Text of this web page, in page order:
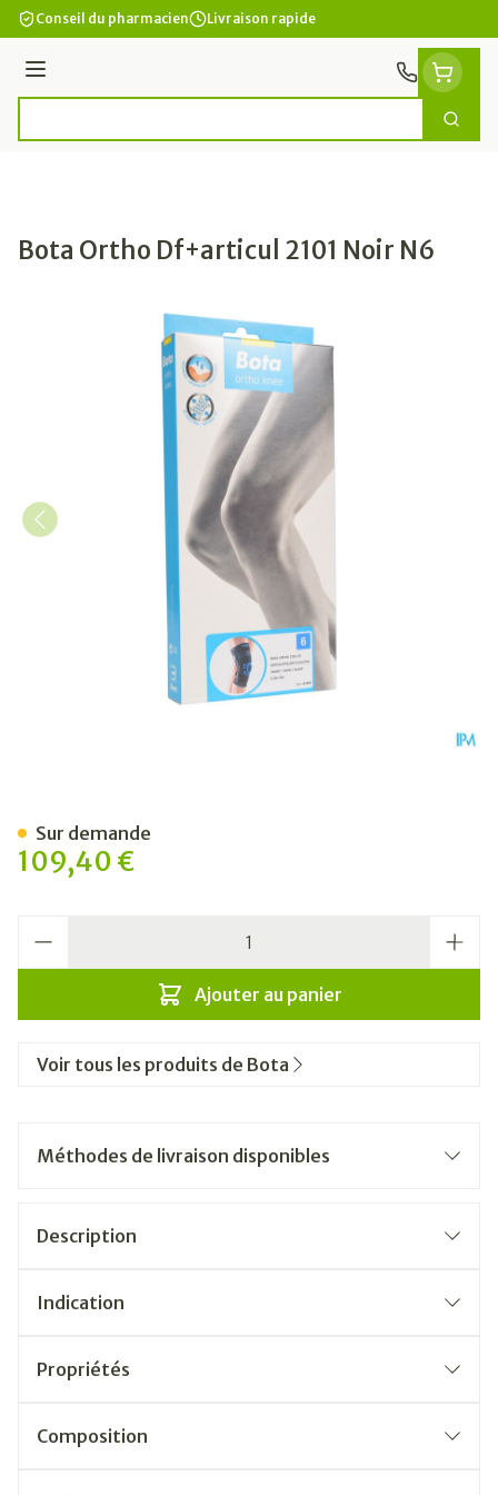
Aller au contenu
Conseil du pharmacien Livraison rapide
Menu
Bota Ortho Df+articul 2101 Noir N6
109,40 €
Ajouter au panier
Sur demande
Voir tous les produits de Bota
Méthodes de livraison disponibles
Description
Indication
Propriétés
Composition